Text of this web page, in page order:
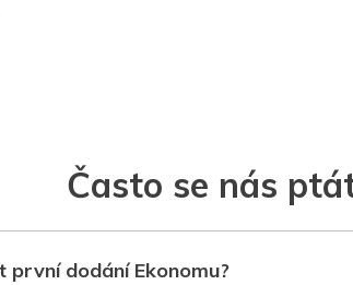
Často se nás
první dodání Ekonomu?